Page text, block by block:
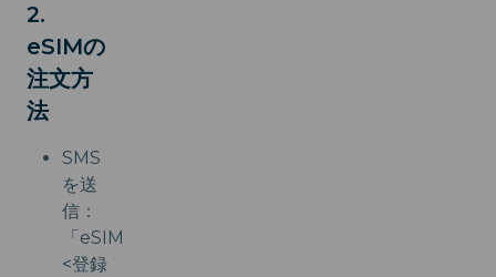
2.
eSIMの
注文方
法
SMS
を送
信：
「eSIM
<登録